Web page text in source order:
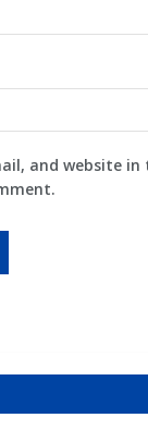
and website